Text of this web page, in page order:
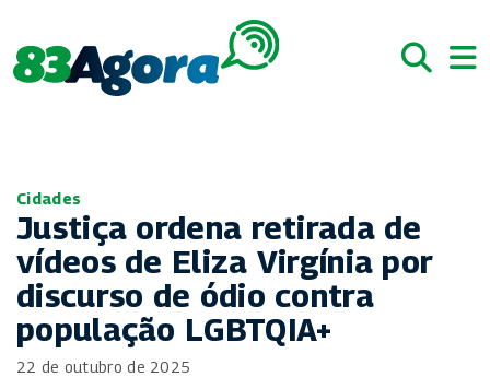
Cidades
Justiça ordena retirada de
vídeos de Eliza Virgínia por
discurso de ódio contra
população LGBTQIA+
22 de outubro de 2025